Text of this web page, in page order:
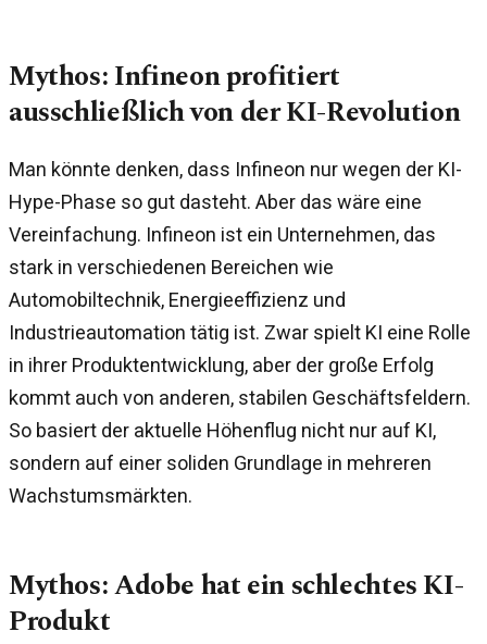
Mythos: Infineon profitiert
ausschließlich von der KI-Revolution
Man könnte denken, dass Infineon nur wegen der KI-
Hype-Phase so gut dasteht. Aber das wäre eine
Vereinfachung. Infineon ist ein Unternehmen, das
stark in verschiedenen Bereichen wie
Automobiltechnik, Energieeffizienz und
Industrieautomation tätig ist. Zwar spielt KI eine Rolle
in ihrer Produktentwicklung, aber der große Erfolg
kommt auch von anderen, stabilen Geschäftsfeldern.
So basiert der aktuelle Höhenflug nicht nur auf KI,
sondern auf einer soliden Grundlage in mehreren
Wachstumsmärkten.
Mythos: Adobe hat ein schlechtes KI-
Produkt